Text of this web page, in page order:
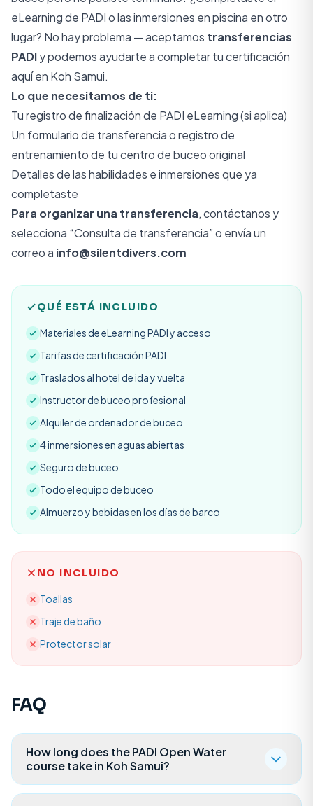
eLearning de PADI o las inmersiones en piscina en otro
lugar? No hay problema — aceptamos transferencias
PADIy podemos ayudarte a completar tu certificación
aquí en Koh Samui.
Lo que necesitamos de ti:
Tu registro de finalización de PADI eLearning (si aplica)
Un formulario de transferencia o registro de
entrenamiento de tu centro de buceo original
Detalles de las habilidades e inmersiones que ya
completaste
Para organizar una transferencia,contáctanos y
selecciona “Consulta de transferencia” o envía un
correo a info@silentdivers.com
QUÉ ESTÁ INCLUIDO
Materiales de eLearning PADI y acceso
Tarifas de certificación PADI
Traslados al hotel de ida y vuelta
Instructor de buceo profesional
Alquiler de ordenador de buceo
4 inmersiones en aguas abiertas
Seguro de buceo
Todo el equipo de buceo
Almuerzo y bebidas en los días de barco
NO INCLUIDO
Toallas
Traje de baño
Protector solar
FAQ
How long does the PADI Open Water
course take in Koh Samui?